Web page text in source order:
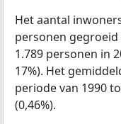
Het aantal
personen gegroeid
1.789 personen in
17%). Het
periode van 1990
(0,46%).